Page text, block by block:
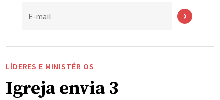
E-mail
LÍDERES E MINISTÉRIOS
Igreja envia 3